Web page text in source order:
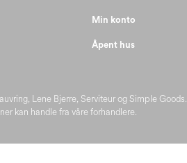
Lene Bjerre, Serviteur og Simple Goods.
kan handle fra våre forhandlere.
Min konto
Åpent hus